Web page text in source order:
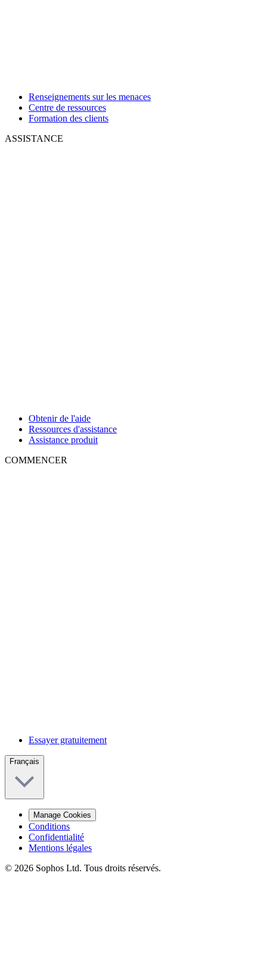
Renseignements sur les menaces
Centre de ressources
Formation des clients
ASSISTANCE
Obtenir de l'aide
Ressources d'assistance
Assistance produit
COMMENCER
Essayer gratuitement
Français
Manage Cookies
Conditions
Confidentialité
Mentions légales
© 2026 Sophos Ltd. Tous droits réservés.